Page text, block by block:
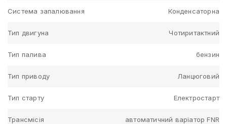
Система запалювання Конденсаторна
Тип двигуна Чотиритактний
Тип палива бензин
Тип приводу Ланцюговий
Тип старту Електростарт
Трансмісія автоматичний варіатор FNR